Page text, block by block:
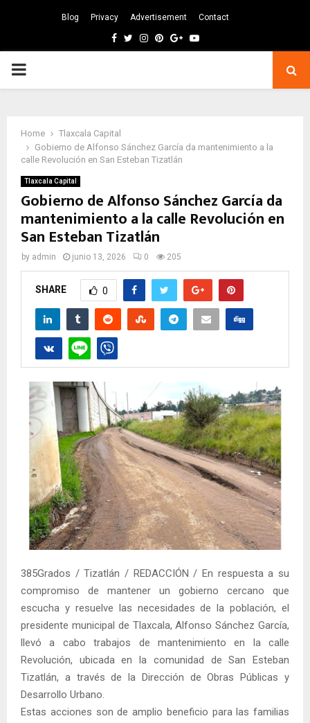
Blog Privacy Advertisement Contact
Facebook
TwitterInstagram
Pinterest
GoogleYoutube
PRIMARY
Home
Tlaxcala Capital
Gobierno de Alfonso Sánchez García da mantenimiento a la
calle Revolución en San Esteban Tizatlán
Tlaxcala Capital
Gobierno de Alfonso Sánchez García da
mantenimiento a la calle Revolución en
San Esteban Tizatlán
by admin junio 13, 2026 0 205
SHARE 0
385Grados / Tizatlán / REDACCIÓN / En respuesta a su
compromiso de mantener un gobierno cercano que
escucha y resuelve las necesidades de la población, el
presidente municipal de Tlaxcala, Alfonso Sánchez García,
llevó a cabo trabajos de mantenimiento en la calle
Revolución, ubicada en la comunidad de San Esteban
Tizatlán, a través de la Dirección de Obras Públicas y
Desarrollo Urbano.
Estas acciones son de amplio beneficio para las familias